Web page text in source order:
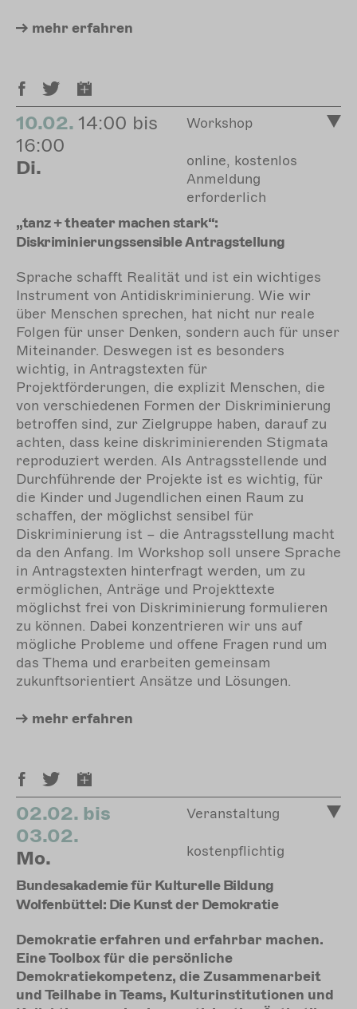
mehr erfahren
10.02. 14:00 bis
16:00
Di.
Workshop
online, kostenlos
Anmeldung
erforderlich
„tanz + theater machen stark“:
Diskriminierungssensible Antragstellung
Sprache schafft Realität und ist ein wichtiges
Instrument von Antidiskriminierung. Wie wir
über Menschen sprechen, hat nicht nur reale
Folgen für unser Denken, sondern auch für unser
Miteinander. Deswegen ist es besonders
wichtig, in Antragstexten für
Projektförderungen, die explizit Menschen, die
von verschiedenen Formen der Diskriminierung
betroffen sind, zur Zielgruppe haben, darauf zu
achten, dass keine diskriminierenden Stigmata
reproduziert werden. Als Antragsstellende und
Durchführende der Projekte ist es wichtig, für
die Kinder und Jugendlichen einen Raum zu
schaffen, der möglichst sensibel für
Diskriminierung ist – die Antragsstellung macht
da den Anfang. Im Workshop soll unsere Sprache
in Antragstexten hinterfragt werden, um zu
ermöglichen, Anträge und Projekttexte
möglichst frei von Diskriminierung formulieren
zu können. Dabei konzentrieren wir uns auf
mögliche Probleme und offene Fragen rund um
das Thema und erarbeiten gemeinsam
zukunftsorientiert Ansätze und Lösungen.
mehr erfahren
02.02. bis
03.02.
Mo.
Veranstaltung
kostenpflichtig
Bundesakademie für Kulturelle Bildung
Wolfenbüttel: Die Kunst der Demokratie
Demokratie erfahren und erfahrbar machen.
Eine Toolbox für die persönliche
Demokratiekompetenz, die Zusammenarbeit
und Teilhabe in Teams, Kulturinstitutionen und